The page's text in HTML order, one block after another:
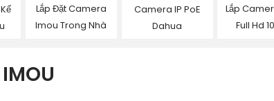
Lắp Đặt Camera
Imou Trong Nhà
Camera IP PoE
Dahua
Lắp
Full Hd